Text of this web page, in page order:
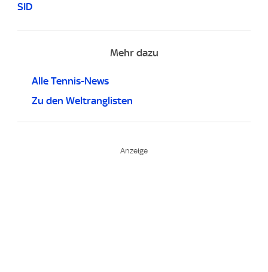
SID
Mehr dazu
Alle Tennis-News
Zu den Weltranglisten